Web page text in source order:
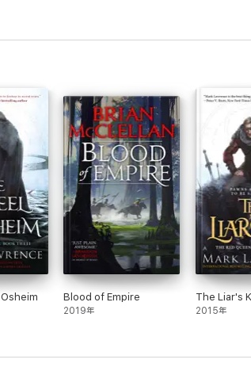
Blood of Empire
2019年
The Liar's
2015年